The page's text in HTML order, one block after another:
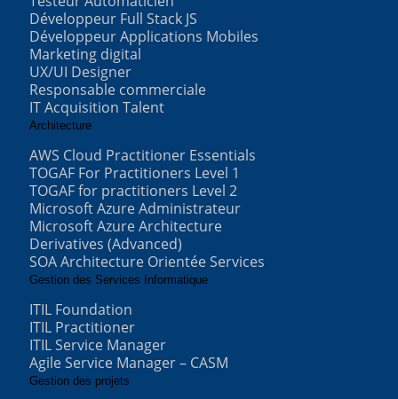
Développeur Full Stack JS
Développeur Applications Mobiles
Marketing digital
UX/UI Designer
Responsable commerciale
IT Acquisition Talent
Architecture
AWS Cloud Practitioner Essentials
TOGAF For Practitioners Level 1
TOGAF for practitioners Level 2
Microsoft Azure Administrateur
Microsoft Azure Architecture
Derivatives (Advanced)
SOA Architecture Orientée Services
Gestion des Services Informatique
ITIL Foundation
ITIL Practitioner
ITIL Service Manager
Agile Service Manager – CASM
Gestion des projets